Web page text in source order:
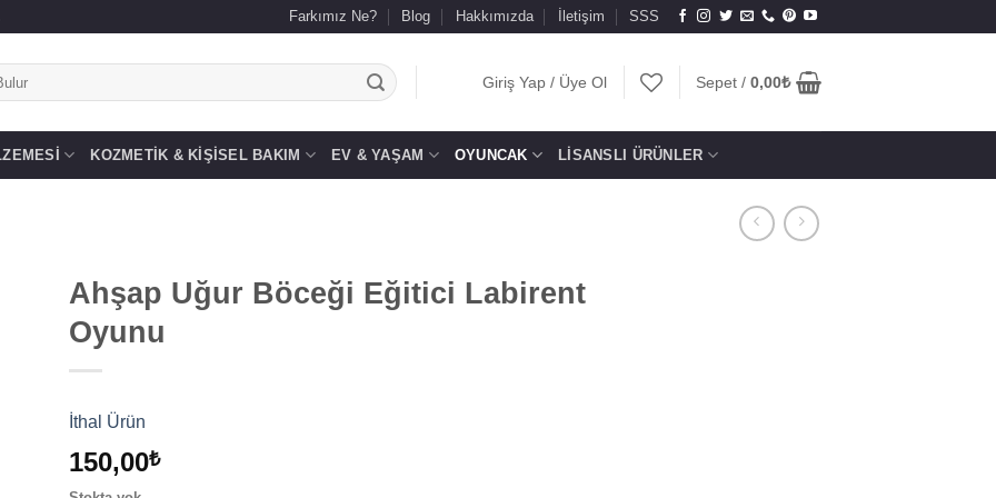
Farkımız Ne? Blog Hakkımızda İletişim SSS
Giriş Yap / Üye Ol Sepet / 0,00₺
KOZMETIK & KIŞISEL BAKIM EV & YAŞAM OYUNCAK LISANSLI ÜRÜNLER
Ahşap Uğur Böceği Eğitici Labirent
Oyunu
İthal Ürün
150,00₺